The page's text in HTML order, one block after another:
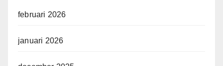
februari 2026
januari 2026